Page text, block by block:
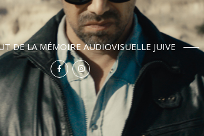
DE LA MÉMOIRE AUDIOVISUELLE JUIVE